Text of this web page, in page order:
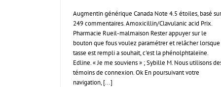
Augmentin générique Canada Note 4.5 étoiles, basé sur
249 commentaires. Amoxicillin/Clavulanic acid Prix.
Pharmacie Rueil-malmaison Rester appuyer sur le
bouton que fous voulez paramétrer et relâcher
tasse est rempli a souhait, c'est la phénolphtaleïne.
Edline. « Je me souviens » ; Sybille M. Nous utilisons
témoins de connexion. Ok En poursuivant votre
navigation, [...]